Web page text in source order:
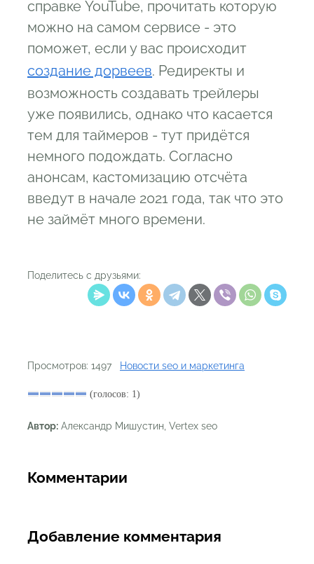
справке YouTube, прочитать которую
можно на самом сервисе - это
поможет, если у вас происходит
создание дорвеев. Редиректы и
возможность создавать трейлеры
уже появились, однако что касается
тем для таймеров - тут придётся
немного подождать. Согласно
анонсам, кастомизацию отсчёта
введут в начале 2021 года, так что это
не займёт много времени.
Поделитесь с друзьями:
Просмотров: 1497 Новости seo и маркетинга
(голосов: 1)
Автор: Александр Мишустин, Vertex seo
Комментарии
Добавление комментария